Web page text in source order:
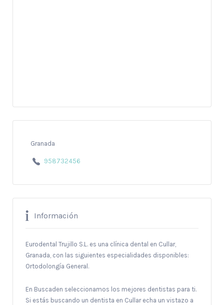
Granada
958732456
Información
Eurodental Trujillo S.L. es una clínica dental en Cullar,
Granada, con las siguientes especialidades disponibles:
Ortodolongía General.
En Buscaden seleccionamos los mejores dentistas para ti.
Si estás buscando un dentista en Cullar echa un vistazo a